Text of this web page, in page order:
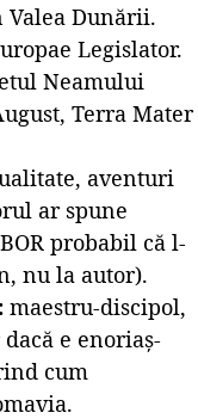
Dunării.
Legislator.
Neamului
Terra Mater
aventuri
ar spune
probabil că l-
nu la autor).
maestru-discipol,
e enoriaș-
cum